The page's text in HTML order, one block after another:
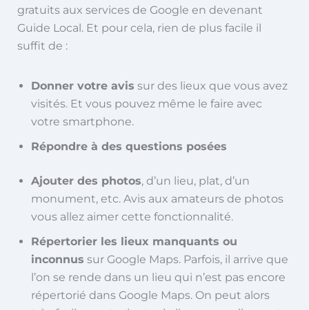
gratuits aux services de Google en devenant
Guide Local. Et pour cela, rien de plus facile il
suffit de :
Donner votre avis sur des lieux que vous avez
visités. Et vous pouvez même le faire avec
votre smartphone.
Répondre à des questions posées
Ajouter des photos, d’un lieu, plat, d’un
monument, etc. Avis aux amateurs de photos
vous allez aimer cette fonctionnalité.
Répertorier les lieux manquants ou
inconnus sur Google Maps. Parfois, il arrive que
l’on se rende dans un lieu qui n’est pas encore
répertorié dans Google Maps. On peut alors